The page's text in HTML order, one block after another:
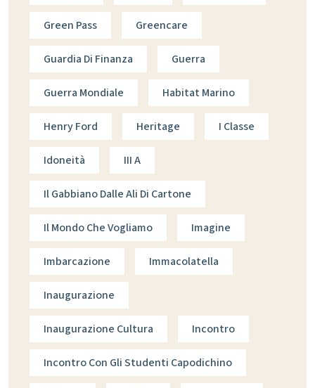
Green Pass Greencare
Guardia Di Finanza Guerra
Guerra Mondiale Habitat Marino
Henry Ford Heritage I Classe
Idoneità III A
Il Gabbiano Dalle Ali Di Cartone
Il Mondo Che Vogliamo Imagine
Imbarcazione Immacolatella
Inaugurazione
Inaugurazione Cultura Incontro
Incontro Con Gli Studenti Capodichino